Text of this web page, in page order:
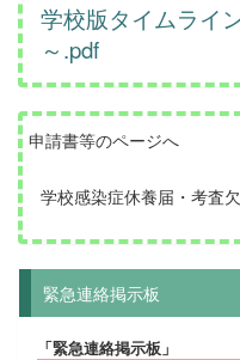
学校版タイムライ
～.pdf
申請書等のページへ
学校感染症休養届・考査
緊急連絡掲示板
「緊急連絡掲示板」